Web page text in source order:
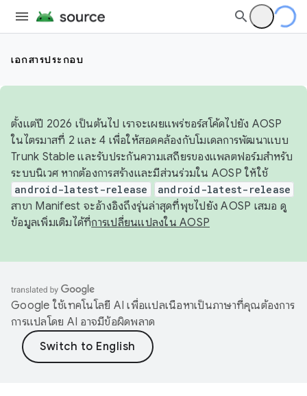
เอกสารประกอบ
ตั้งแต่ปี 2026 เป็นต้นไป เราจะเผยแพร่ซอร์สโค้ดไปยัง AOSP
ในไตรมาสที่ 2 และ 4 เพื่อให้สอดคล้องกับโมเดลการพัฒนาแบบ
Trunk Stable และรับประกันความเสถียรของแพลตฟอร์มสำหรับ
ระบบนิเวศ หากต้องการสร้างและมีส่วนร่วมใน AOSP ให้ใช้
android-latest-release android-latest-release
สาขา Manifest จะอ้างอิงถึงรุ่นล่าสุดที่พุชไปยัง AOSP เสมอ ดู
ข้อมูลเพิ่มเติมได้ที่การเปลี่ยนแปลงใน AOSP
Google ใช้เทคโนโลยี AI เพื่อแปลเนื้อหาเป็นภาษาที่คุณต้องการ
การแปลโดย AI อาจมีข้อผิดพลาด